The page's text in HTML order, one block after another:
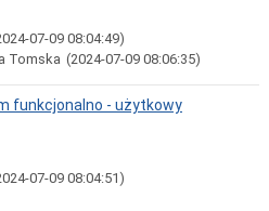
07-09 08:04:49)
Tomska (2024-07-09 08:06:35)
funkcjonalno - użytkowy
07-09 08:04:51)